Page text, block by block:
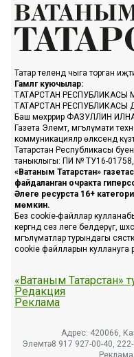
Татар телендә чыга торган
Гамәлгә куючылар:
ТАТАРСТАН РЕСПУБЛИКАСЫ
ТАТАРСТАН РЕСПУБЛИКАСЫ
Баш мөхәррир ФАЗУЛЛИН
Газета Элемтә, мәгълүмати
коммуникацияләр өлкәсендә
Татарстан Республикасы
таныклыгы: ПИ № ТУ16-01758,
«Ватаным Татарстан»
файдаланган очракта
Әлеге ресурста 16+
мөмкин.
Без cookie-файллар
кергәндә сез әлеге белдерүгә,
мәгълүматлар турындагы
cookie файлларын куллануга
«Ватаным Татарстан»
Редакция
Реклама
Адрес: 420066,
Элемтә: 8 917 927-00-40,